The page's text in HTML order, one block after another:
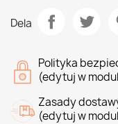
Dela
Polityka
(edytuj w
Zasady
(edytuj w